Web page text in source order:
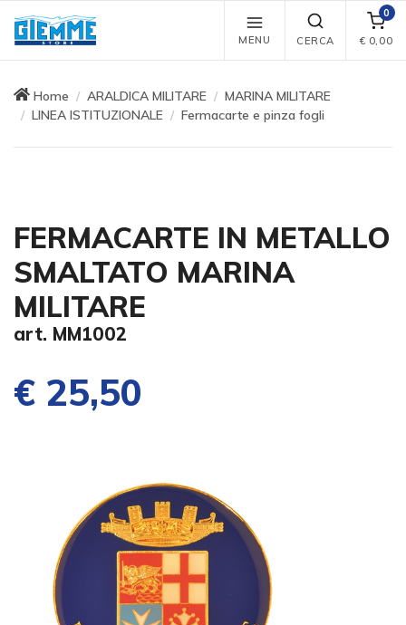
MENU CERCA
0
€ 0,00
Home ARALDICA MILITARE
MARINA MILITARE
LINEA ISTITUZIONALE
Fermacarte e pinza fogli
FERMACARTE IN METALLO
SMALTATO MARINA
MILITARE
art. MM1002
€ 25,50